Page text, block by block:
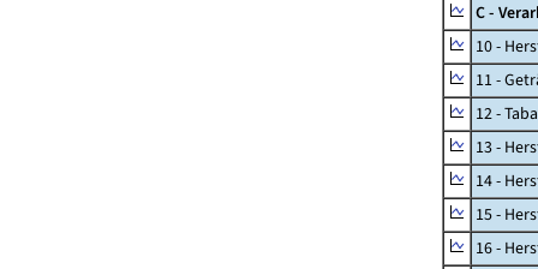
C -
10 -
11 -
12 -
13 -
14 -
15 -
16 -